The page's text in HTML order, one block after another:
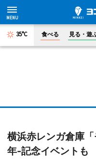
35°C 食べる 見る・遊
横浜赤レンガ倉庫
年-記念イベントも